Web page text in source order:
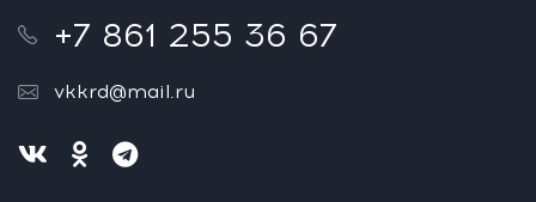
+7 861 255 36 67
vkkrd@mail.ru